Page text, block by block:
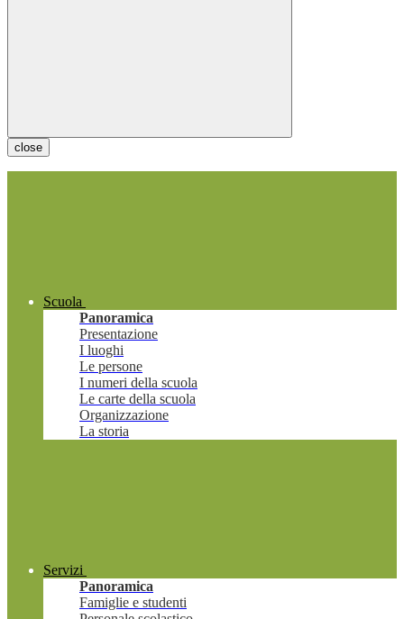
close
Scuola
Panoramica
Presentazione
I luoghi
Le persone
I numeri della scuola
Le carte della scuola
Organizzazione
La storia
Servizi
Panoramica
Famiglie e studenti